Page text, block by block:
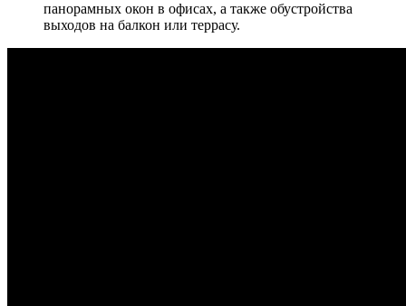
панорамных окон в офисах, а также обустройства
выходов на балкон или террасу.